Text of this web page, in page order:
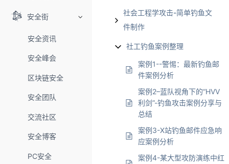
安全街
安全资讯
安全峰会
区块链安全
安全团队
交流社区
安全博客
PC安全
社会工程学攻击-简单钓鱼文
件制作
社工钓鱼案例整理
案例1--警惕：最新钓鱼邮
件案例分析
案例2–蓝队视角下的“HVV
利剑”-钓鱼攻击案例分享与
总结
案例3-X站钓鱼邮件应急响
应案例分析
案例4-某大型攻防演练中红